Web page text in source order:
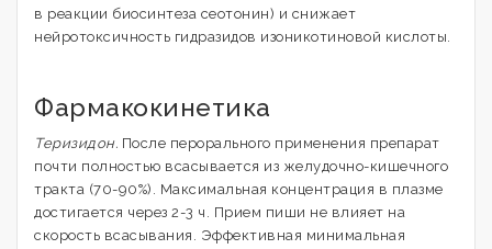
в реакции биосинтеза сеотонин) и снижает
нейротоксичность гидразидов изоникотиновой кислоты.
Фармакокинетика
Теризидон. После перорального применения препарат
почти полностью всасывается из желудочно-кишечного
тракта (70-90%). Максимальная концентрация в плазме
достигается через 2-3 ч. Прием пиши не влияет на
скорость всасывания. Эффективная минимальная